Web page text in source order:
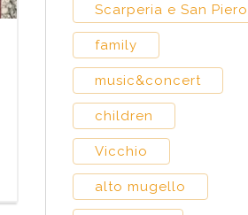
Scarperia e San Piero
family
music&concert
children
Vicchio
alto mugello